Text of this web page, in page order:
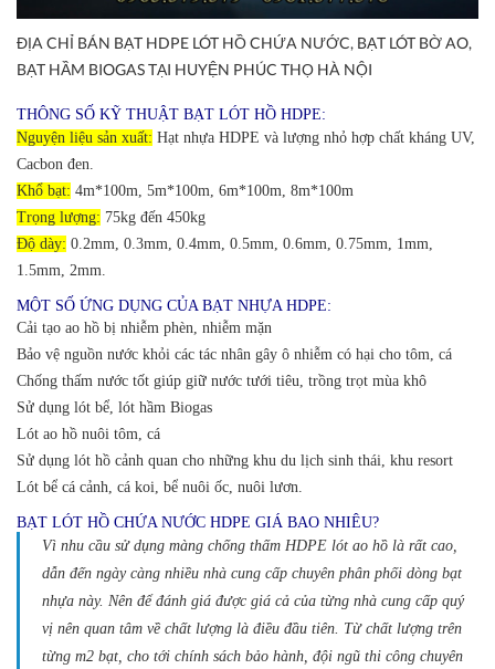
ĐỊA CHỈ BÁN BẠT HDPE LÓT HỒ CHỨA NƯỚC, BẠT LÓT BỜ AO,
BẠT HẦM BIOGAS TẠI HUYỆN PHÚC THỌ HÀ NỘI
THÔNG SỐ KỸ THUẬT BẠT LÓT HỒ HDPE:
Nguyện liệu sản xuất: Hạt nhựa HDPE và lượng nhỏ hợp chất kháng UV,
Cacbon đen.
Khổ bạt: 4m*100m, 5m*100m, 6m*100m, 8m*100m
Trọng lượng: 75kg đến 450kg
Độ dày: 0.2mm, 0.3mm, 0.4mm, 0.5mm, 0.6mm, 0.75mm, 1mm,
1.5mm, 2mm.
MỘT SỐ ỨNG DỤNG CỦA BẠT NHỰA HDPE:
Cải tạo ao hồ bị nhiễm phèn, nhiễm mặn
Bảo vệ nguồn nước khỏi các tác nhân gây ô nhiễm có hại cho tôm, cá
Chống thấm nước tốt giúp giữ nước tưới tiêu, trồng trọt mùa khô
Sử dụng lót bể, lót hầm Biogas
Lót ao hồ nuôi tôm, cá
Sử dụng lót hồ cảnh quan cho những khu du lịch sinh thái, khu resort
Lót bể cá cảnh, cá koi, bể nuôi ốc, nuôi lươn.
BẠT LÓT HỒ CHỨA NƯỚC HDPE GIÁ BAO NHIÊU?
Vì nhu cầu sử dụng màng chống thấm HDPE lót ao hồ là rất cao,
dẫn đến ngày càng nhiều nhà cung cấp chuyên phân phối dòng bạt
nhựa này. Nên để đánh giá được giá cả của từng nhà cung cấp quý
vị nên quan tâm về chất lượng là điều đầu tiên. Từ chất lượng trên
từng m2 bạt, cho tới chính sách bảo hành, đội ngũ thi công chuyên